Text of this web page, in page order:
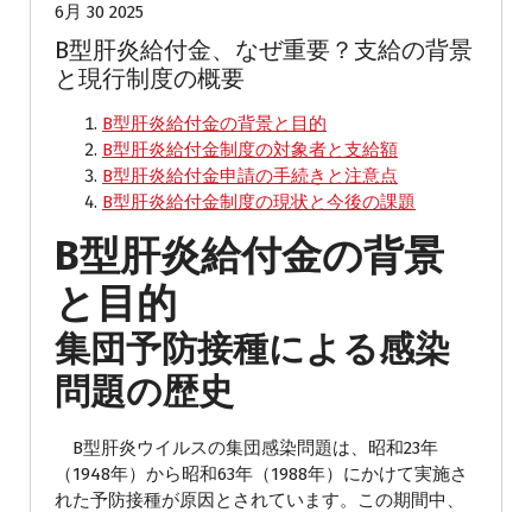
6月 30 2025
B型肝炎給付金、なぜ重要？支給の背景
と現行制度の概要
B型肝炎給付金の背景と目的
B型肝炎給付金制度の対象者と支給額
B型肝炎給付金申請の手続きと注意点
B型肝炎給付金制度の現状と今後の課題
B型肝炎給付金の背景
と目的
集団予防接種による感染
問題の歴史
B型肝炎ウイルスの集団感染問題は、昭和23年
（1948年）から昭和63年（1988年）にかけて実施さ
れた予防接種が原因とされています。この期間中、